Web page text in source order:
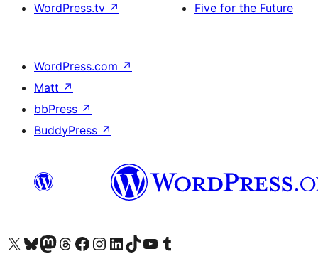
WordPress.tv ↗
Five for the Future
WordPress.com ↗
Matt ↗
bbPress ↗
BuddyPress ↗
Navštívte náš účet na X (predtým Twitter)
Navštívte náš účet na platforme Bluesky
Navštívte náš účet na Mastodone
Navštívte náš účet na platforme Threads
Navštívte našu stránku na Facebooku
Navštívte náš účet Instagram
Navštívte náš účet LinkedIn
Navštívte náš účet na platforme TikTok
Navštívte náš kanál YouTube
Navštívte náš účet na platforme Tumblr